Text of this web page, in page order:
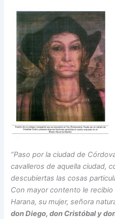
“Paso por la ciudad de
cavalleros de aquella ciudad,
descubiertas las cosas
Con mayor contento le
Harana, su mujer, señora
don Diego, don Cristóbal y